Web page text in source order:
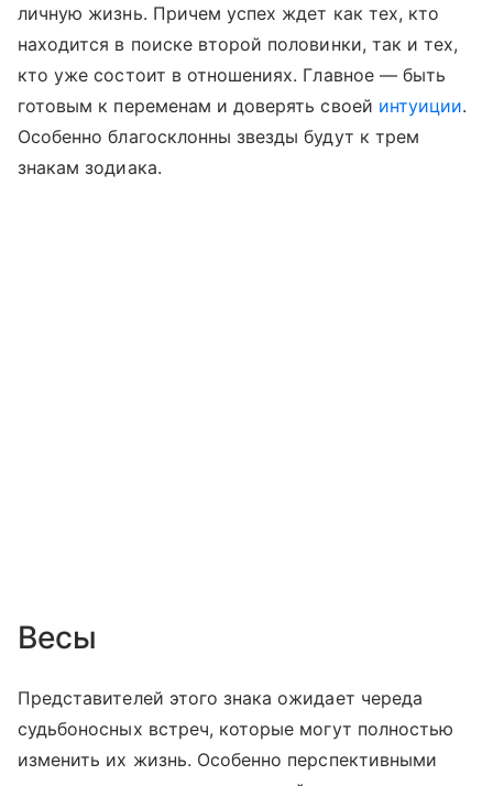
личную жизнь. Причем успех ждет как тех, кто
находится в поиске второй половинки, так и тех,
кто уже состоит в отношениях. Главное — быть
готовым к переменам и доверять своей интуиции.
Особенно благосклонны звезды будут к трем
знакам зодиака.
Весы
Представителей этого знака ожидает череда
судьбоносных встреч, которые могут полностью
изменить их жизнь. Особенно перспективными